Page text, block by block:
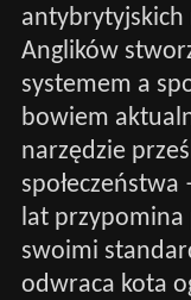
antybrytyjskich
Anglików
systemem a
bowiem
narzędzie
lat
swoimi
odwraca kota